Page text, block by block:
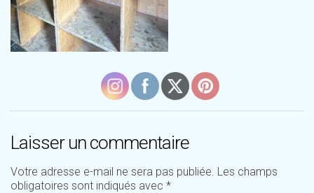
Laisser un commentaire
Votre adresse e-mail ne sera pas publiée. Les champs
obligatoires sont indiqués avec *